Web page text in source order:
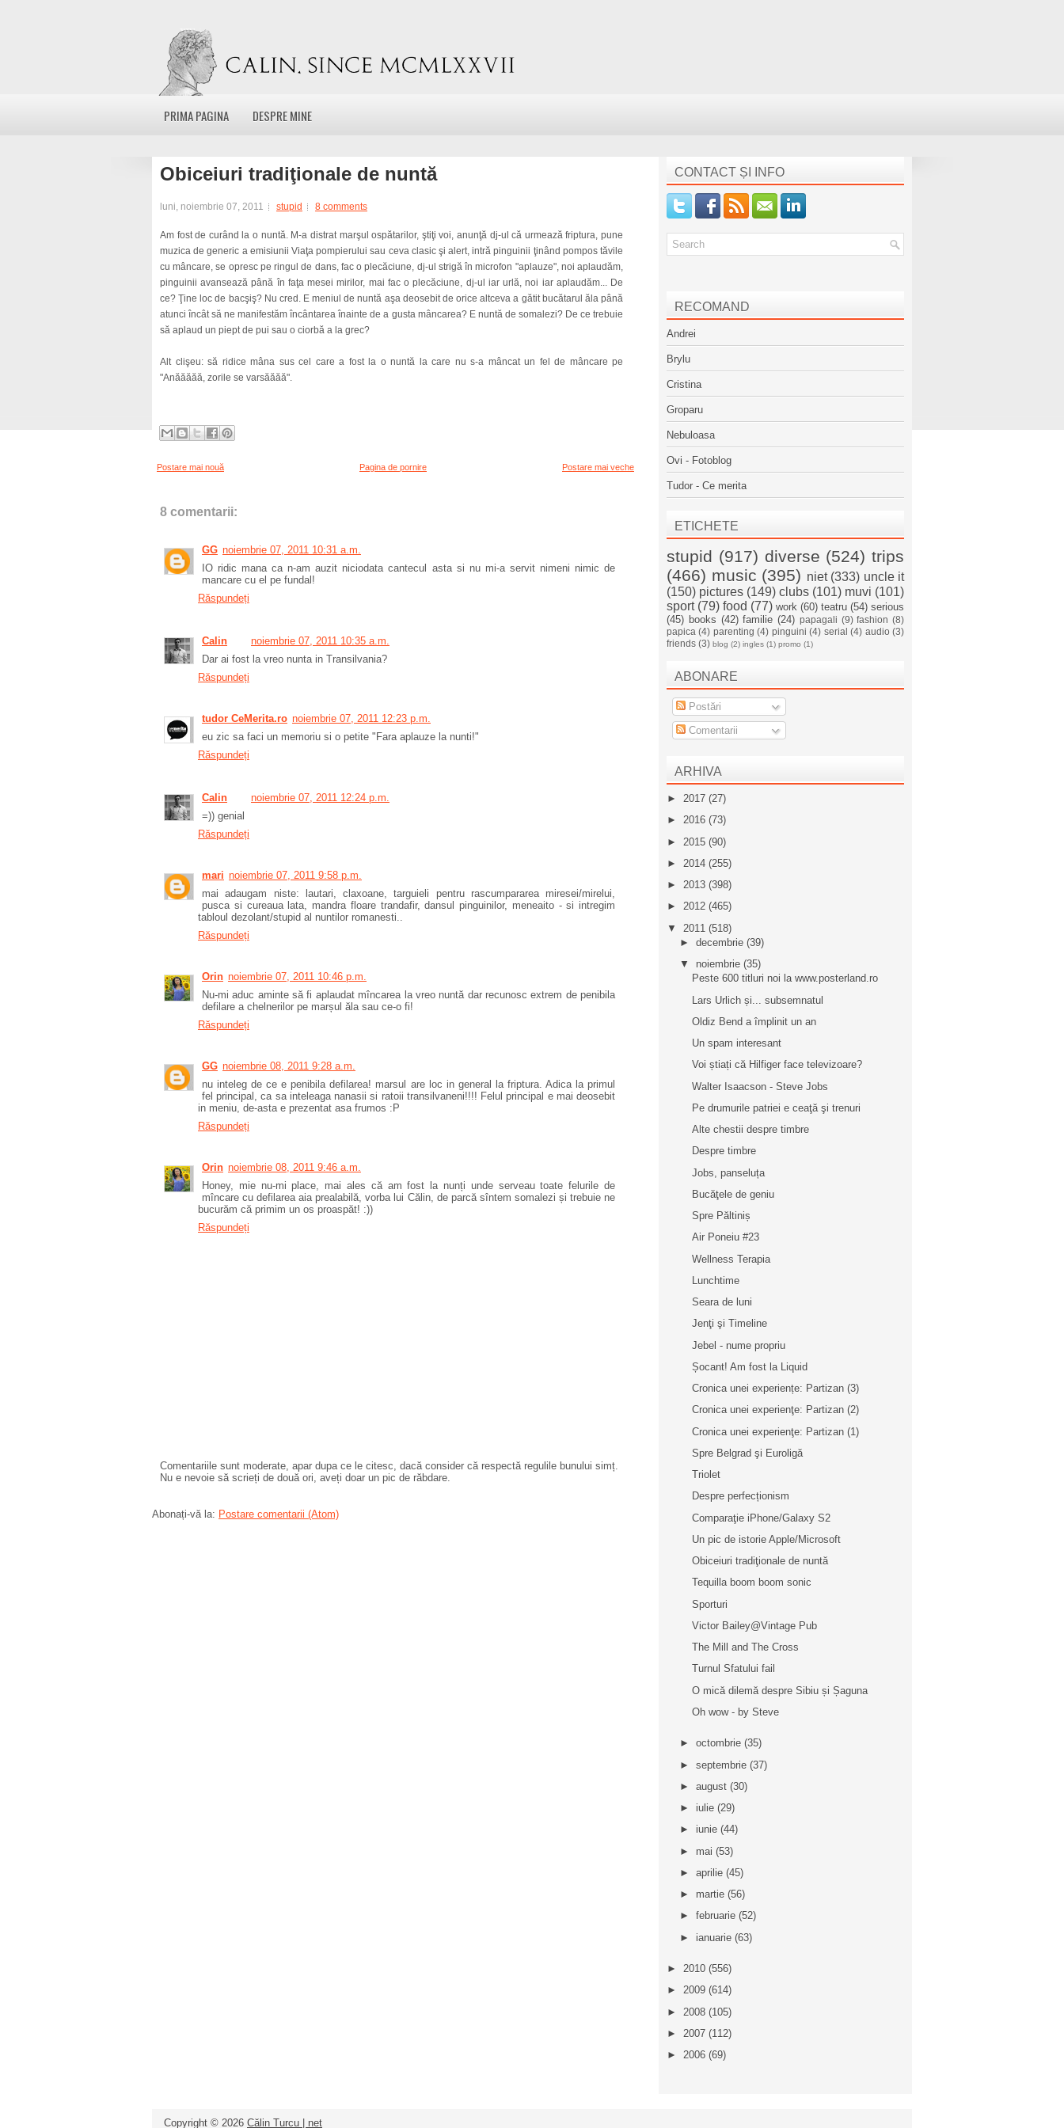
PRIMA PAGINA DESPRE MINE
Obiceiuri tradiţionale de nuntă
luni, noiembrie 07, 2011 stupid 8 comments
Am fost de curând la o nuntă. M-a distrat marşul ospătarilor, ştiţi voi, anunţă dj-ul că urmează friptura, pune
muzica de generic a emisiunii Viaţa pompierului sau ceva clasic şi alert, intră pinguinii ţinând pompos tăvile
cu mâncare, se opresc pe ringul de dans, fac o plecăciune, dj-ul strigă în microfon "aplauze", noi aplaudăm,
pinguinii avansează până în faţa mesei mirilor, mai fac o plecăciune, dj-ul iar urlă, noi iar aplaudăm... De
ce? Ţine loc de bacşiş? Nu cred. E meniul de nuntă aşa deosebit de orice altceva a gătit bucătarul ăla până
atunci încât să ne manifestăm încântarea înainte de a gusta mâncarea? E nuntă de somalezi? De ce trebuie
să aplaud un piept de pui sau o ciorbă a la grec?
Alt clişeu: să ridice mâna sus cel care a fost la o nuntă la care nu s-a mâncat un fel de mâncare pe
"Anăăăăă, zorile se varsăăăă".
Postare mai nouă Postare mai veche
Pagina de pornire
8 comentarii:
GG noiembrie 07, 2011 10:31 a.m.
IO ridic mana ca n-am auzit niciodata cantecul asta si nu mi-a servit nimeni nimic de
mancare cu el pe fundal!
Răspundeți
Calin
noiembrie 07, 2011 10:35 a.m.
Dar ai fost la vreo nunta in Transilvania?
Răspundeți
tudor CeMerita.ro noiembrie 07, 2011 12:23 p.m.
eu zic sa faci un memoriu si o petite "Fara aplauze la nunti!"
Răspundeți
Calin
noiembrie 07, 2011 12:24 p.m.
=)) genial
Răspundeți
mari noiembrie 07, 2011 9:58 p.m.
mai adaugam niste: lautari, claxoane, targuieli pentru rascumpararea miresei/mirelui,
pusca si cureaua lata, mandra floare trandafir, dansul pinguinilor, meneaito - si intregim
tabloul dezolant/stupid al nuntilor romanesti..
Răspundeți
Orin noiembrie 07, 2011 10:46 p.m.
Nu-mi aduc aminte să fi aplaudat mîncarea la vreo nuntă dar recunosc extrem de penibila
defilare a chelnerilor pe marșul ăla sau ce-o fi!
Răspundeți
GG noiembrie 08, 2011 9:28 a.m.
nu inteleg de ce e penibila defilarea! marsul are loc in general la friptura. Adica la primul
fel principal, ca sa inteleaga nanasii si ratoii transilvaneni!!!! Felul principal e mai deosebit
in meniu, de-asta e prezentat asa frumos :P
Răspundeți
Orin noiembrie 08, 2011 9:46 a.m.
Honey, mie nu-mi place, mai ales că am fost la nunți unde serveau toate felurile de
mîncare cu defilarea aia prealabilă, vorba lui Călin, de parcă sîntem somalezi și trebuie ne
bucurăm că primim un os proaspăt! :))
Răspundeți
Comentariile sunt moderate, apar dupa ce le citesc, dacă consider că respectă regulile bunului simț.
Nu e nevoie să scrieți de două ori, aveți doar un pic de răbdare.
Abonați-vă la: Postare comentarii (Atom)
CONTACT ȘI INFO
RECOMAND
Andrei
Brylu
Cristina
Groparu
Nebuloasa
Ovi - Fotoblog
Tudor - Ce merita
ETICHETE
stupid (917) diverse (524) trips
(466) music (395) niet (333) uncle it
(150) pictures (149) clubs (101) muvi (101)
sport (79) food (77) work (60) teatru (54) serious
(45) books (42) familie (24) papagali (9) fashion (8)
papica (4) parenting (4) pinguini (4) serial (4) audio (3)
friends (3) blog (2) ingles (1) promo (1)
ABONARE
Postări
Comentarii
ARHIVA
► 2017 (27)
► 2016 (73)
► 2015 (90)
► 2014 (255)
► 2013 (398)
► 2012 (465)
▼ 2011 (518)
► decembrie (39)
▼ noiembrie (35)
Peste 600 titluri noi la www.posterland.ro
Lars Urlich și... subsemnatul
Oldiz Bend a împlinit un an
Un spam interesant
Voi știați că Hilfiger face televizoare?
Walter Isaacson - Steve Jobs
Pe drumurile patriei e ceaţă şi trenuri
Alte chestii despre timbre
Despre timbre
Jobs, panseluța
Bucăţele de geniu
Spre Păltiniș
Air Poneiu #23
Wellness Terapia
Lunchtime
Seara de luni
Jenţi şi Timeline
Jebel - nume propriu
Șocant! Am fost la Liquid
Cronica unei experiențe: Partizan (3)
Cronica unei experienţe: Partizan (2)
Cronica unei experienţe: Partizan (1)
Spre Belgrad şi Euroligă
Triolet
Despre perfecționism
Comparaţie iPhone/Galaxy S2
Un pic de istorie Apple/Microsoft
Obiceiuri tradiţionale de nuntă
Tequilla boom boom sonic
Sporturi
Victor Bailey@Vintage Pub
The Mill and The Cross
Turnul Sfatului fail
O mică dilemă despre Sibiu și Șaguna
Oh wow - by Steve
► octombrie (35)
► septembrie (37)
► august (30)
► iulie (29)
► iunie (44)
► mai (53)
► aprilie (45)
► martie (56)
► februarie (52)
► ianuarie (63)
► 2010 (556)
► 2009 (614)
► 2008 (105)
► 2007 (112)
► 2006 (69)
Copyright © 2026 Călin Turcu | net